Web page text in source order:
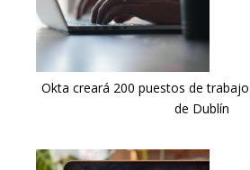
Okta creará 200 puestos de
de Dublín